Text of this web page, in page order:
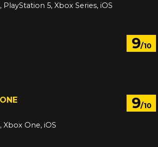
5, Xbox Series, iOS
9/10
9/10
Xbox One, iOS